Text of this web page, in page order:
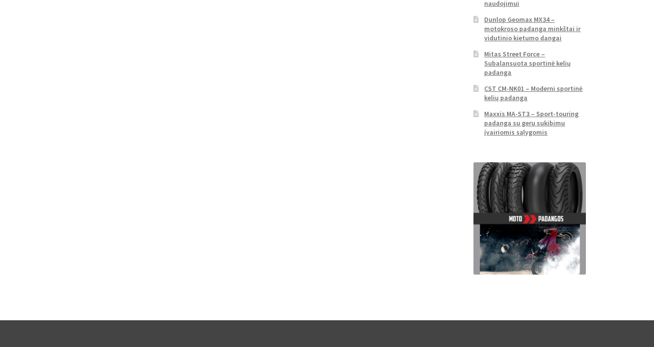
naudojimui
Dunlop Geomax MX34 –
motokroso padanga minkštai ir
vidutinio kietumo dangai
Mitas Street Force –
Subalansuota sportinė kelių
padanga
CST CM-NK01 – Moderni sportinė
kelių padanga
Maxxis MA-ST3 – Sport-touring
padanga su geru sukibimu
įvairiomis sąlygomis